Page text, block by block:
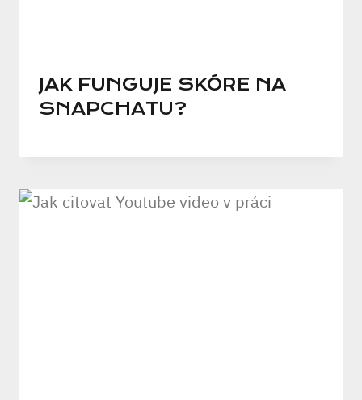
JAK FUNGUJE SKÓRE NA
SNAPCHATU?